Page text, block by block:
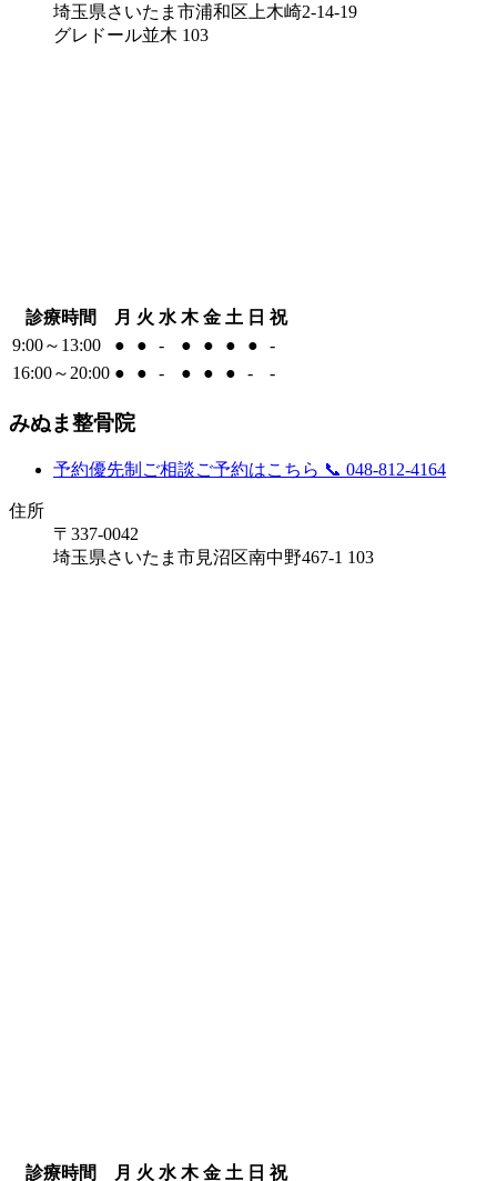
埼玉県さいたま市浦和区上木崎2-14-19
グレドール並木 103
診療時間 月 火 水 木 金 土 日 祝
9:00～13:00
● ● - ● ● ● ●
-
16:00～20:00 ● ● - ● ● ● - -
みぬま整骨院
予約優先制 ご相談ご予約はこちら 📞 048-812-4164
住所
〒337-0042
埼玉県さいたま市見沼区南中野467-1 103
診療時間 月 火 水 木 金 土 日 祝